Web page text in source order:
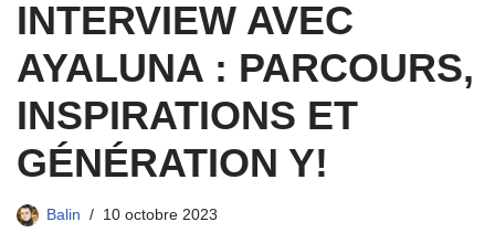
INTERVIEW AVEC
AYALUNA : PARCOURS,
INSPIRATIONS ET
GÉNÉRATION Y!
Balin 10 octobre 2023